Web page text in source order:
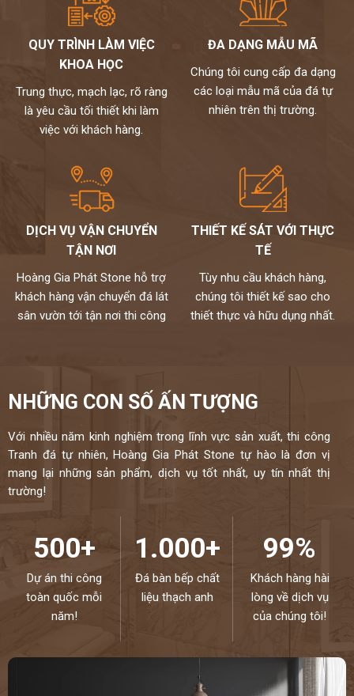
QUY TRÌNH LÀM VIỆC
KHOA HỌC
Trung thực, mạch lạc, rõ ràng
là yêu cầu tối thiết khi làm
việc với khách hàng.
ĐA DẠNG MẪU MÃ
Chúng tôi cung cấp đa dạng
các loại mẫu mã của đá tự
nhiên trên thị trường.
DỊCH VỤ VẬN CHUYỂN
TẬN NƠI
Hoàng Gia Phát Stone hỗ trợ
khách hàng vận chuyển đá lát
sân vườn tới tận nơi thi công
THIẾT KẾ SÁT VỚI THỰC
TẾ
Tùy nhu cầu khách hàng,
chúng tôi thiết kế sao cho
thiết thực và hữu dụng nhất.
NHỮNG CON SỐ ẤN TƯỢNG
Với nhiều năm kinh nghiệm trong lĩnh vực sản xuất, thi công
Tranh đá tự nhiên, Hoàng Gia Phát Stone tự hào là đơn vị
mang lại những sản phẩm, dịch vụ tốt nhất, uy tín nhất thị
trường!
500+
Dự án thi công
toàn quốc mỗi
năm!
1.000+
Đá bàn bếp chất
liệu thạch anh
99%
Khách hàng hài
lòng về dịch vụ
của chúng tôi!